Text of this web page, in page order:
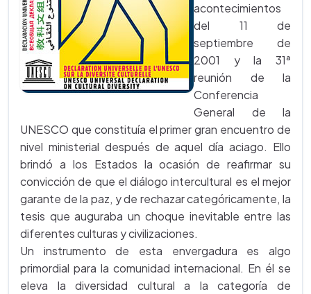
acontecimientos
del 11 de
septiembre de
2001 y la 31ª
reunión de la
Conferencia
General de la
UNESCO que constituía el primer gran encuentro de
nivel ministerial después de aquel día aciago. Ello
brindó a los Estados la ocasión de reafirmar su
convicción de que el diálogo intercultural es el mejor
garante de la paz, y de rechazar categóricamente, la
tesis que auguraba un choque inevitable entre las
diferentes culturas y civilizaciones.
Un instrumento de esta envergadura es algo
primordial para la comunidad internacional. En él se
eleva la diversidad cultural a la categoría de